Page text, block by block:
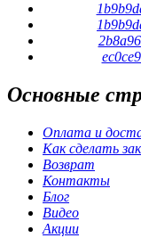
Основные
Оплата и
Как сделать
Возврат
Контакты
Блог
Видео
Акции